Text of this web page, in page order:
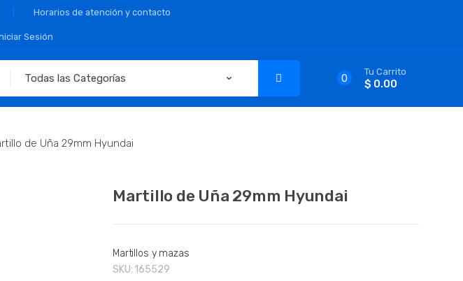
Horarios de atención y contacto
Sesión
0
Tu Carrito
$ 0.00
de Uña 29mm Hyundai
Martillo de Uña 29mm Hyundai
Martillos y mazas
SKU: 165529